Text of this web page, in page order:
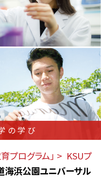
の学び
プログラム」
KSUプ
海浜公園ユニバーサル